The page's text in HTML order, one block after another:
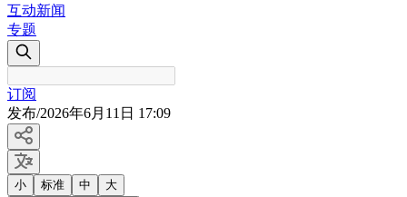
互动新闻
专题
订阅
发布/2026年6月11日 17:09
小 标准 中 大